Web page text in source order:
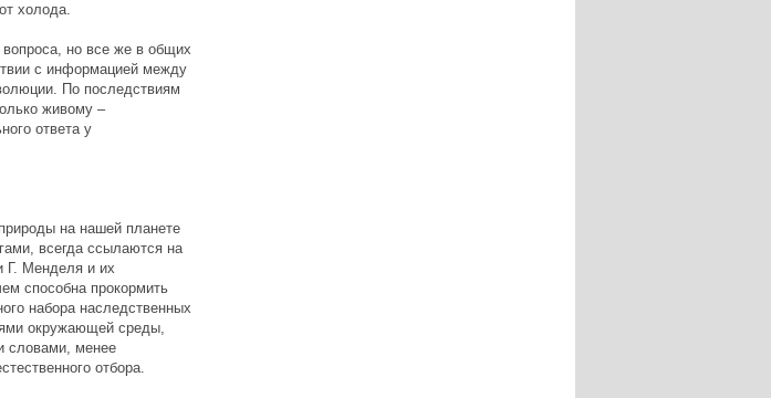
холода.
но все же в общих
с информацией между
По последствиям
живому –
ответа у
на нашей планете
всегда ссылаются на
Г. Менделя и их
способна прокормить
набора наследственных
окружающей среды,
словами, менее
отбора.